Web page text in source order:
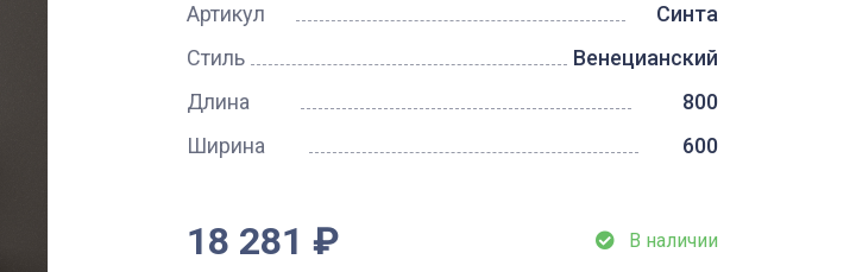
Артикул
Синта
Стиль
Венецианский
Длина
800
Ширина
600
18 281 ₽ В наличии